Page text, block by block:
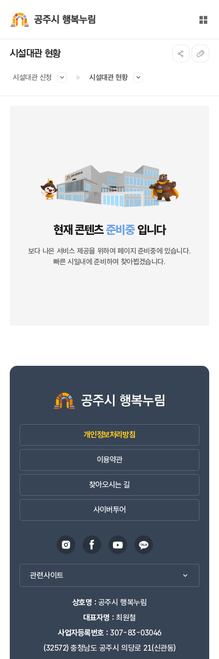
전체
시설대관 현황
시설대관 신청 시설대관 현황
현재 콘텐츠준비중입니다
보다 나은 서비스 제공을 위하여 페이지 준비중에 있습니다.
빠른 시일내에 준비하여 찾아뵙겠습니다.
개인정보처리방침
이용약관
찾아오시는 길
사이버투어
관련사이트
상호명 :공주시 행복누림
대표자명 :최원철
사업자등록번호 :307-83-03046
(32572) 충청남도 공주시 의당로 21(신관동)